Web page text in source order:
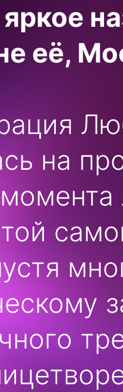
яркое
её,
на